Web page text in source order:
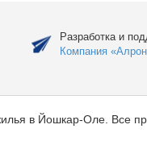
Разработка и
Компания
в Йошкар-Оле. Все